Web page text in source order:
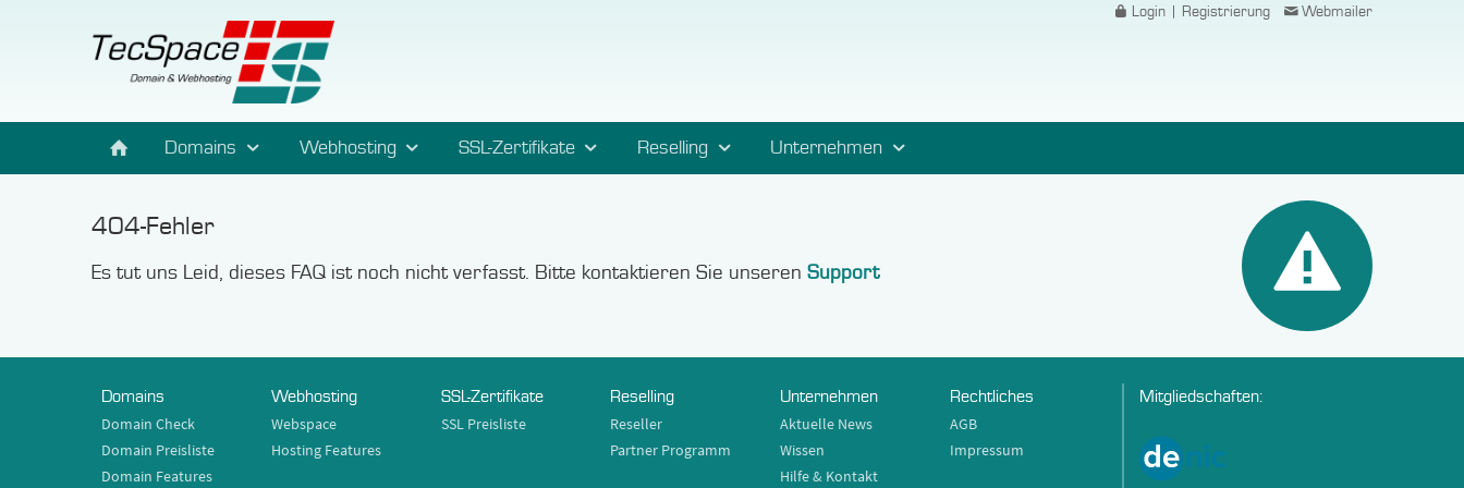
Login | Registrierung Webmailer
Domains Webhosting SSL-Zertifikate Reselling Unternehmen
404-Fehler
Es tut uns Leid, dieses FAQ ist noch nicht verfasst. Bitte kontaktieren Sie unseren Support
Domains
Domain Check
Domain Preisliste
Domain Features
Webhosting
Webspace
Hosting Features
SSL-Zertifikate
SSL Preisliste
Reselling
Reseller
Partner Programm
Unternehmen
Aktuelle News
Wissen
Hilfe & Kontakt
Rechtliches
AGB
Impressum
Mitgliedschaften: